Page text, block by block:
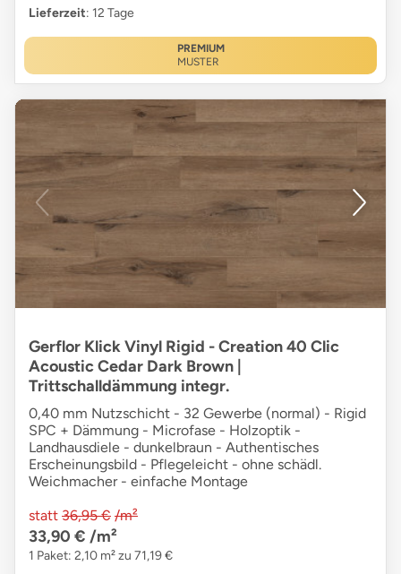
Lieferzeit: 12 Tage
PREMIUM
MUSTER
Gerflor Klick Vinyl Rigid - Creation 40 Clic
Acoustic Cedar Dark Brown |
Trittschalldämmung integr.
0,40 mm Nutzschicht - 32 Gewerbe (normal) - Rigid
SPC + Dämmung - Microfase - Holzoptik -
Landhausdiele - dunkelbraun - Authentisches
Erscheinungsbild - Pflegeleicht - ohne schädl.
Weichmacher - einfache Montage
statt 36,95 € /m²
33,90 € /m²
1 Paket: 2,10 m² zu 71,19 €